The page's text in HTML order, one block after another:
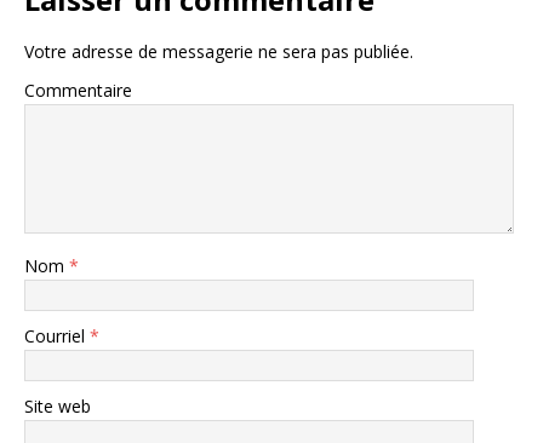
Votre adresse de messagerie ne sera pas publiée.
Commentaire
Nom *
Courriel *
Site web